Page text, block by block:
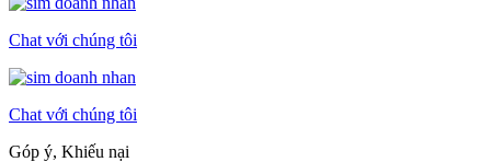
Chat với chúng tôi
Chat với chúng tôi
Góp ý, Khiếu nại